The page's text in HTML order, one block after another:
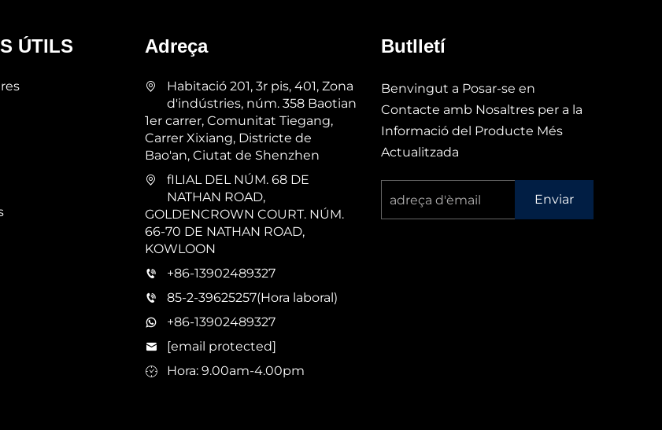
ÚTILS Adreça
Habitació 201, 3r pis, 401, Zona
d'indústries, núm. 358 Baotian
1er carrer, Comunitat Tiegang,
Carrer Xixiang, Districte de
Bao'an, Ciutat de Shenzhen
fILIAL DEL NÚM. 68 DE
NATHAN ROAD,
GOLDENCROWN COURT. NÚM.
66-70 DE NATHAN ROAD,
KOWLOON
+86-13902489327
85-2-39625257(Hora laboral)
+86-13902489327
[email protected]
Hora: 9.00am-4.00pm
Butlletí
Benvingut a Posar-se en
Contacte amb Nosaltres per a la
Informació del Producte Més
Actualitzada
Enviar